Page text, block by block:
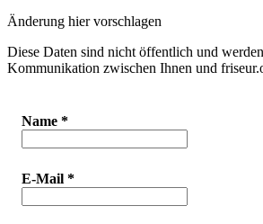
Änderung hier vorschlagen
Diese Daten sind nicht öffentlich und
Kommunikation zwischen Ihnen und
Name *
E-Mail *